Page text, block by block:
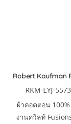
Robert Kaufman
RKM-EYJ-
ผ้าคอตตอน
งานควิลท์